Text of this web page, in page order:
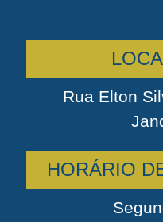
Rua Elton
HORÁRIO